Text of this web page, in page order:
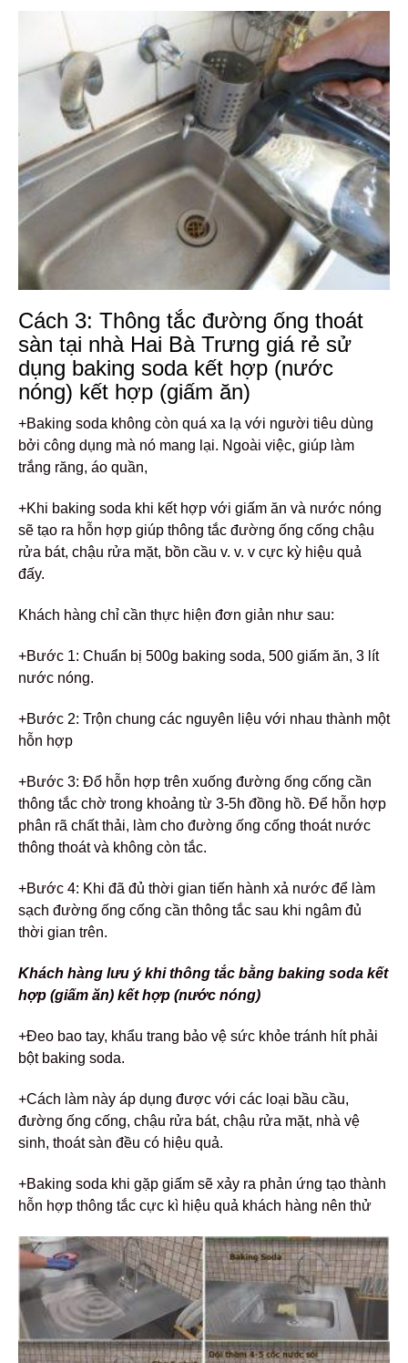
Cách 3: Thông tắc đường ống thoát
sàn tại nhà Hai Bà Trưng giá rẻ sử
dụng baking soda kết hợp (nước
nóng) kết hợp (giấm ăn)
+Baking soda không còn quá xa lạ với người tiêu dùng
bởi công dụng mà nó mang lại. Ngoài việc, giúp làm
trắng răng, áo quần,
+Khi baking soda khi kết hợp với giấm ăn và nước nóng
sẽ tạo ra hỗn hợp giúp thông tắc đường ống cống chậu
rửa bát, chậu rửa mặt, bồn cầu v. v. v cực kỳ hiệu quả
đấy.
Khách hàng chỉ cần thực hiện đơn giản như sau:
+Bước 1: Chuẩn bị 500g baking soda, 500 giấm ăn, 3 lít
nước nóng.
+Bước 2: Trộn chung các nguyên liệu với nhau thành một
hỗn hợp
+Bước 3: Đổ hỗn hợp trên xuống đường ống cống cần
thông tắc chờ trong khoảng từ 3-5h đồng hồ. Để hỗn hợp
phân rã chất thải, làm cho đường ống cống thoát nước
thông thoát và không còn tắc.
+Bước 4: Khi đã đủ thời gian tiến hành xả nước để làm
sạch đường ống cống cần thông tắc sau khi ngâm đủ
thời gian trên.
Khách hàng lưu ý khi thông tắc bằng baking soda kết
hợp (giấm ăn) kết hợp (nước nóng)
+Đeo bao tay, khẩu trang bảo vệ sức khỏe tránh hít phải
bột baking soda.
+Cách làm này áp dụng được với các loại bầu cầu,
đường ống cống, chậu rửa bát, chậu rửa mặt, nhà vệ
sinh, thoát sàn đều có hiệu quả.
+Baking soda khi gặp giấm sẽ xảy ra phản ứng tạo thành
hỗn hợp thông tắc cực kì hiệu quả khách hàng nên thử